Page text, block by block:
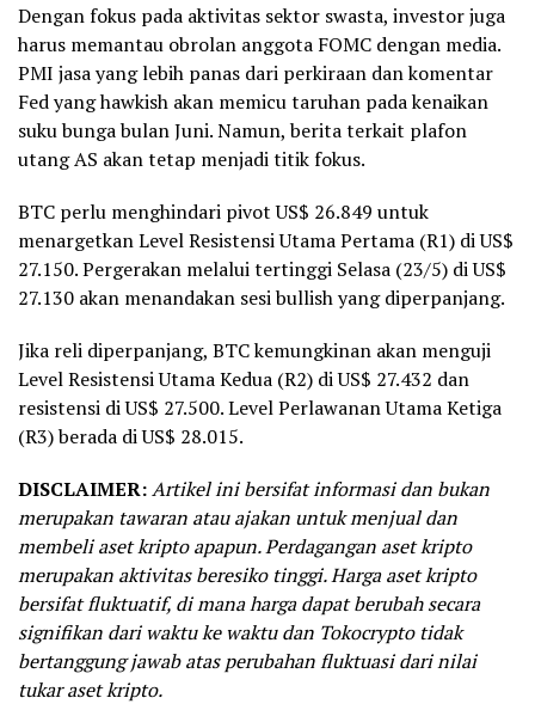
Dengan fokus pada aktivitas sektor swasta, investor juga
harus memantau obrolan anggota FOMC dengan media.
PMI jasa yang lebih panas dari perkiraan dan komentar
Fed yang hawkish akan memicu taruhan pada kenaikan
suku bunga bulan Juni. Namun, berita terkait plafon
utang AS akan tetap menjadi titik fokus.
BTC perlu menghindari pivot US$ 26.849 untuk
menargetkan Level Resistensi Utama Pertama (R1) di US$
27.150. Pergerakan melalui tertinggi Selasa (23/5) di US$
27.130 akan menandakan sesi bullish yang diperpanjang.
Jika reli diperpanjang, BTC kemungkinan akan menguji
Level Resistensi Utama Kedua (R2) di US$ 27.432 dan
resistensi di US$ 27.500. Level Perlawanan Utama Ketiga
(R3) berada di US$ 28.015.
DISCLAIMER:Artikel ini bersifat informasi dan bukan
merupakan tawaran atau ajakan untuk menjual dan
membeli aset kripto apapun. Perdagangan aset kripto
merupakan aktivitas beresiko tinggi. Harga aset kripto
bersifat fluktuatif, di mana harga dapat berubah secara
signifikan dari waktu ke waktu dan Tokocrypto tidak
bertanggung jawab atas perubahan fluktuasi dari nilai
tukar aset kripto.